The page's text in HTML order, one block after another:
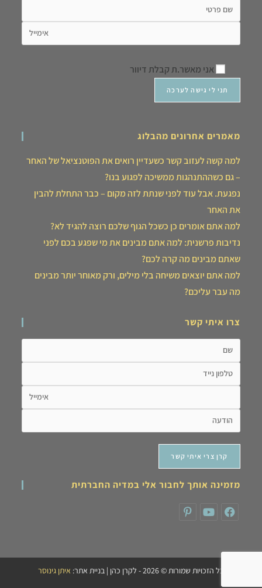
אני מאשר.ת קבלת דיוור
מאמרים אחרונים מהבלוג
למה קשה לעזוב קשר כשעדיין רואים את הפוטנציאל של האחר
– גם כשההתנהגות ממשיכה לפגוע בנו?
נפגעת. אבל עוד לפני שנתת לזה מקום – כבר התחלת להבין
את האחר
למה אתם אומרים כן כשכל הגוף שלכם רוצה להגיד לא?
נדיבות פרשנית: למה אתם מבינים את מי שפגע בכם לפני
שאתם מבינים מה קרה לכם?
למה אתם יוצאים משיחה בלי מילים, ורק מאוחר יותר מבינים
מה עבר עליכם?
צרו איתי קשר
מזמינה אותך לחבור אלי במדיה החברתית
כל הזכויות שמורות © 2026 - לקרן כהן | בניית אתר: איתן גינוסר